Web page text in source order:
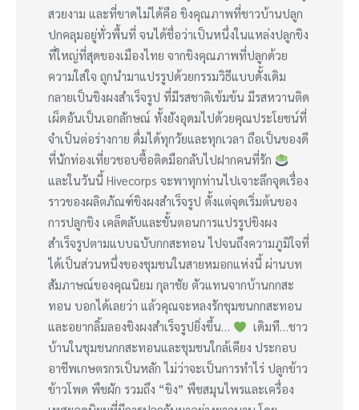
สวยงาม และที่ขาดไม่ได้คือ ขิงคุณภาพที่ชาวบ้านปลูก
ปกคลุมอยู่ทั่วพื้นที่ จนได้ชื่อว่าเป็นหนึ่งในแหล่งปลูกขิง
ที่ใหญ่ที่สุดของเมืองไทย จากขิงคุณภาพที่ปลูกด้วย
ความใส่ใจ ถูกนำมาแปรรูปด้วยกรรมวิธีแบบดั้งเดิม
กลายเป็นขิงผงสำเร็จรูป ที่มีรสชาติเข้มข้น มีรสหวานติด
เผ็ดอันเป็นเอกลักษณ์ ทั้งยังอุดมไปด้วยคุณประโยชน์ที่
จำเป็นต่อร่างกาย ดื่มได้ทุกวัยและทุกเวลา ถือเป็นของดี
ที่นักท่องเที่ยวชอบซื้อติดมือกลับไปฝากคนที่รัก
และในวันนี้ Hivecorps จะพาทุกท่านไปเจาะลึกจุดเรื่อง
ราวของผลิตภัณฑ์ขิงผงสำเร็จรูป ตั้งแต่จุดเริ่มต้นของ
การปลูกขิง เคล็ดลับและขั้นตอนการแปรรูปขิงผง
สำเร็จรูปตามแบบฉบับกกสะทอน ไปจนถึงความภูมิใจที่
ได้เป็นส่วนหนึ่งของชุมชนในสายหมอกแห่งนี้ ผ่านบท
สัมภาษณ์ของคุณนิยม กุลาชัย ตัวแทนจากบ้านกกสะ
ทอน บอกได้เลยว่า แล้วคุณจะหลงรักชุมชนกกสะทอน
และอยากลิ้มลองขิงผงสำเร็จรูปยิ่งขึ้น…
เดิมที…ชาว
บ้านในชุมชนกกสะทอนและชุมชนใกล้เคียง ประกอบ
อาชีพเกษตรกรเป็นหลัก ไม่ว่าจะเป็นการทำไร่ ปลูกข้าว
ข้าวโพด พืชผัก รวมถึง “ขิง” พืชสมุนไพรและเครื่อง